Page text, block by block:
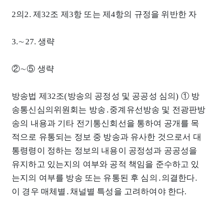
2의2. 제32조 제3항 또는 제4항의 규정을 위반한 자
3.∼27. 생략
②∼⑤ 생략
방송법 제32조(방송의 공정성 및 공공성 심의) ① 방
송통신심의위원회는 방송․중계유선방송 및 전광판방
송의 내용과 기타 전기통신회선을 통하여 공개를 목
적으로 유통되는 정보 중 방송과 유사한 것으로서 대
통령령이 정하는 정보의 내용이 공정성과 공공성을
유지하고 있는지의 여부와 공적 책임을 준수하고 있
는지의 여부를 방송 또는 유통된 후 심의․의결한다.
이 경우 매체별․채널별 특성을 고려하여야 한다.